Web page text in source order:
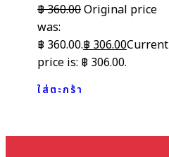
฿360.00Original price
was:
฿ 360.00.฿306.00Current
price is: ฿ 306.00.
ใส่ตะกร้า